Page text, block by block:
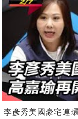
李彥秀美國豪宅連